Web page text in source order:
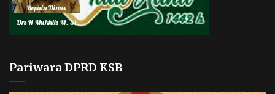
Pariwara DPRD KSB